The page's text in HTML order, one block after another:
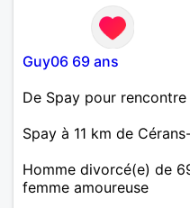
Guy06 69 ans
De Spay pour
Spay à 11 km de
Homme divorcé(e) de
femme amoureuse